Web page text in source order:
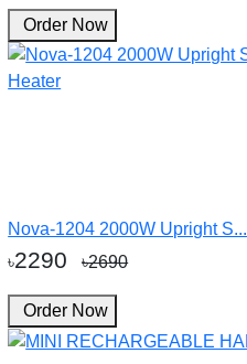
Order Now
Nova-1204 2000W Upright S...
৳2290 ৳2690
Order Now